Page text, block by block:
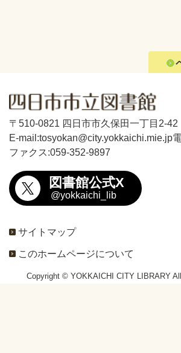
〒510-0821 四日市市久保田一丁目2-42
E-mail:tosyokan@city.yokkaichi.mie.jp
ファクス:059-352-9897
図書館公式X
@yokkaichi_lib
サイトマップ
このホームページについて
Copyright © YOKKAICHI CITY LIBRARY